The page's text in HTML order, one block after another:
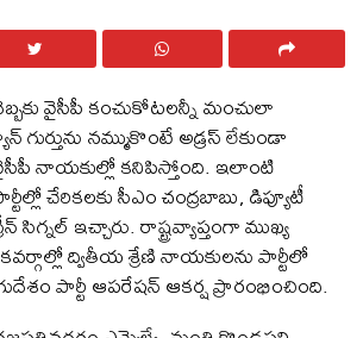
వైసీపీ కంచుకోటలన్నీ మంచులా
నమ్ముకొంటే అడ్రస్‌ లేకుండా
నాయకుల్లో కనిపిస్తోంది. ఇలాంటి
చేరికలకు సీఎం చంద్రబాబు, డిప్యూటీ
సిగ్నల్ ఇచ్చారు. రాష్ట్రవ్యాప్తంగా ముఖ్య
ద్వితీయ శ్రేణి నాయకులను పార్టీలో
పార్టీ ఆపరేషన్‌ ఆకర్ష ప్రారంభించింది.